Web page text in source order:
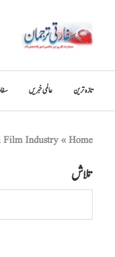
تازہ ترین عالمی خبریں
Home
»
Film Industry
تلاش